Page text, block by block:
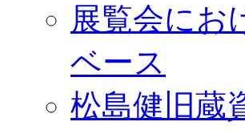
展覧会にお
ベース
松島健旧蔵